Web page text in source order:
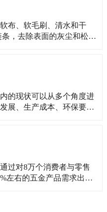
布、软毛刷、清水和干
，去除表面的灰尘和松散
渍，可用牙刷蘸取中性清
清水彻底
的现状可以从多个角度进
展、生产成本、环保要求
增长：随着电子商务的发
过线上平台销售
过对8万个消费者与零售
左右的五金产品需求出自